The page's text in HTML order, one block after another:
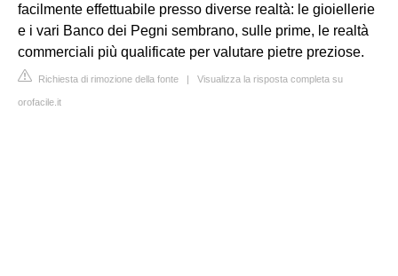
facilmente effettuabile presso diverse realtà: le gioiellerie
e i vari Banco dei Pegni sembrano, sulle prime, le realtà
commerciali più qualificate per valutare pietre preziose.
Richiesta di rimozione della fonte | Visualizza la risposta completa su
orofacile.it